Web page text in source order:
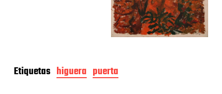
Etiquetas higuera puerta